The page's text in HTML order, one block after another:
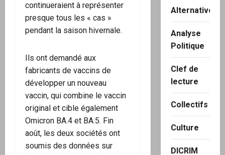
continueraient à représenter
presque tous les « cas »
pendant la saison hivernale.
Ils ont demandé aux
fabricants de vaccins de
développer un nouveau
vaccin, qui combine le vaccin
original et cible également
Omicron BA.4 et BA.5. Fin
août, les deux sociétés ont
soumis des données sur
Alternatives
Analyse
Politique
Clef de
lecture
Collectifs
Culture
DICRIM